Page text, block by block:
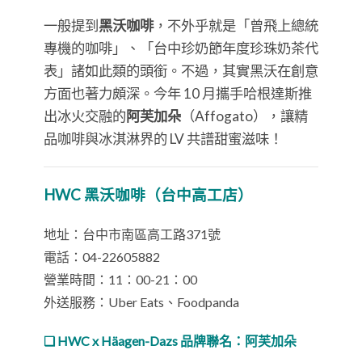
一般提到黑沃咖啡，不外乎就是「曾飛上總統
專機的咖啡」、「台中珍奶節年度珍珠奶茶代
表」諸如此類的頭銜。不過，其實黑沃在創意
方面也著力頗深。今年 10 月攜手哈根達斯推
出冰火交融的阿芙加朵 （Affogato），讓精
品咖啡與冰淇淋界的 LV 共譜甜蜜滋味！
HWC 黑沃咖啡（台中高工店）
地址：台中市南區高工路371號
電話：04-22605882
營業時間：11：00-21：00
外送服務：Uber Eats、Foodpanda
❏ HWC x Häagen-Dazs 品牌聯名：阿芙加朵